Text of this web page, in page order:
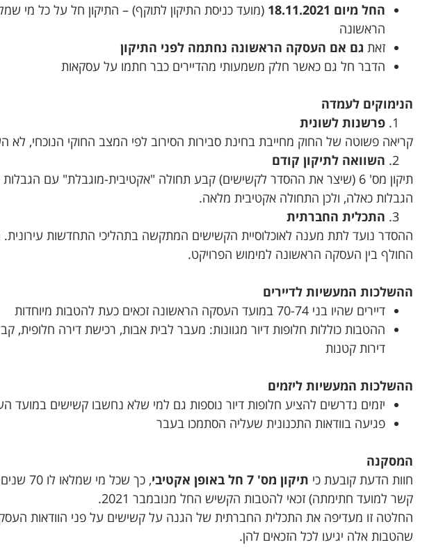
החל מיום 18.11.2021
הראשונה
זאת גם אם העסקה הראשונה נחתמה לפני התיקון
הדבר חל גם כאשר חלק משמעותי מהדיירים כבר חתמו על עסקאות
הנימוקים לעמדה
פרשנות לשונית
קריאה פשוטה של החוק מחייבת בחינת סבירות הסירוב לפי המצב החוקי הנוכחי, לא
השוואה לתיקון קודם
הגבלות כאלה, ולכן התחולה אקטיבית מלאה.
התכלית החברתית
ההסדר נועד לתת מענה לאוכלוסיית הקשישים המתקשה בתהליכי התחדשות
החולף בין העסקה הראשונה למימוש הפרויקט.
ההשלכות המעשיות לדיירים
דיירים שהיו בני 70-74 במועד העסקה הראשונה זכאים כעת להטבות מיוחדות
ההטבות כוללות חלופות דיור מגוונות: מעבר לבית אבות, רכישת דירה חלופית,
דירות קטנות
ההשלכות המעשיות ליזמים
יזמים נדרשים להציע חלופות דיור נוספות גם למי שלא נחשבו קשישים במועד
פגיעה בוודאות התכנונית שעליה הסתמכו בעבר
המסקנה
חוות הדעת קובעת כי תיקון מס' 7 חל באופן אקטיבי
, כך
קשר למועד חתימתה) זכאי להטבות הקשיש החל מנובמבר 2021.
החלטה זו מעדיפה את התכלית החברתית של הגנה על קשישים על פני הוודאות
שהטבות אלה יגיעו לכל הזכאים להן.